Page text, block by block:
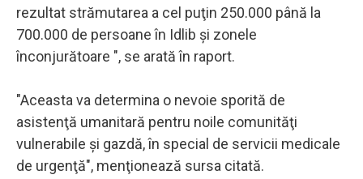
rezultat strămutarea a cel puţin 250.000 până la
700.000 de persoane în Idlib şi zonele
înconjurătoare ", se arată în raport.
"Aceasta va determina o nevoie sporită de
asistenţă umanitară pentru noile comunităţi
vulnerabile şi gazdă, în special de servicii medicale
de urgenţă", menţionează sursa citată.